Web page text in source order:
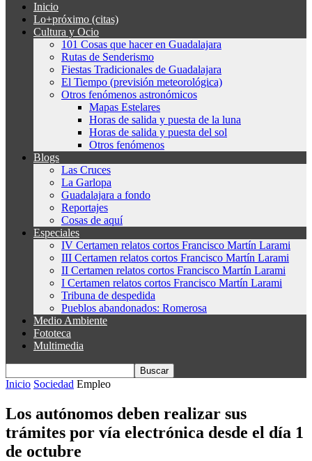
Inicio
Lo+próximo (citas)
Cultura y Ocio
101 Cosas que hacer en Guadalajara
Rutas de Senderismo
Fiestas Tradicionales de Guadalajara
El Tiempo (previsión meteorológica)
Otros fenómenos astronómicos
Mapas Estelares
Horas de salida y puesta de la luna
Horas de salida y puesta del sol
Otros fenómenos
Blogs
Las Cruces
La Garlopa
Guadalajara a fondo
Reportajes
Cosas de aquí
Especiales
IV Certamen relatos cortos Francisco Martín Larami
III Certamen relatos cortos Francisco Martín Larami
II Certamen relatos cortos Francisco Martín Larami
I Certamen relatos cortos Francisco Martín Larami
Tribuna de despedida
Pueblos abandonados: Romerosa
Medio Ambiente
Fototeca
Multimedia
Inicio Sociedad Empleo
Los autónomos deben realizar sus
trámites por vía electrónica desde el día 1
de octubre